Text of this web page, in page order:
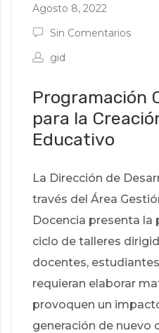
Agosto 8, 2022
Sin Comentarios
gid
Programación
para la
Educativo
La Dirección de
través del Área
Docencia presenta la
ciclo de talleres
docentes,
requieran elaborar
provoquen un
generación de nuevo